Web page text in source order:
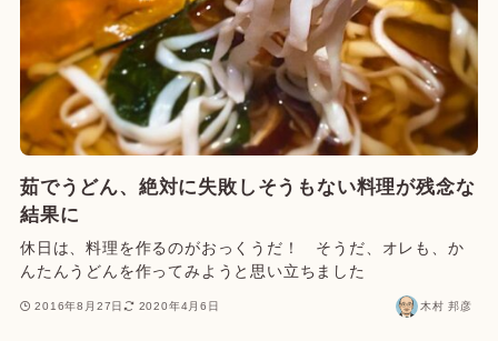
茹でうどん、絶対に失敗しそうもない料理が残念な
結果に
休日は、料理を作るのがおっくうだ！ そうだ、オレも、か
んたんうどんを作ってみようと思い立ちました
2016年8月27日 2020年4月6日 木村 邦彦